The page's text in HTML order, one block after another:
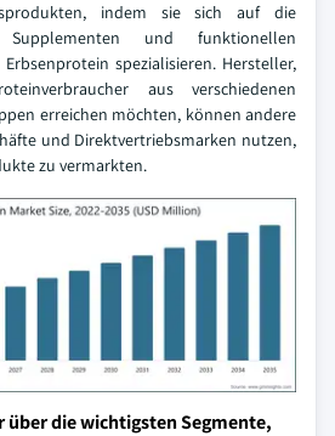
indem sie sich auf die
und funktionellen
spezialisieren. Hersteller,
aus verschiedenen
erreichen möchten, können andere
und Direktvertriebsmarken nutzen,
zu vermarkten.
über die wichtigsten Segmente,